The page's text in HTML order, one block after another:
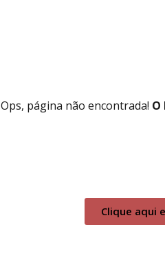
Ops, página não encontrada! O
Clique aqui